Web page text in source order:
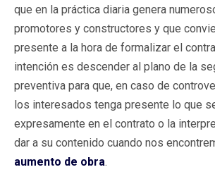
que en la práctica diaria genera
promotores y constructores y que
presente a la hora de formalizar el
intención es descender al plano de la
preventiva para que, en caso de
los interesados tenga presente lo que
expresamente en el contrato o la
dar a su contenido cuando nos
aumento de obra.